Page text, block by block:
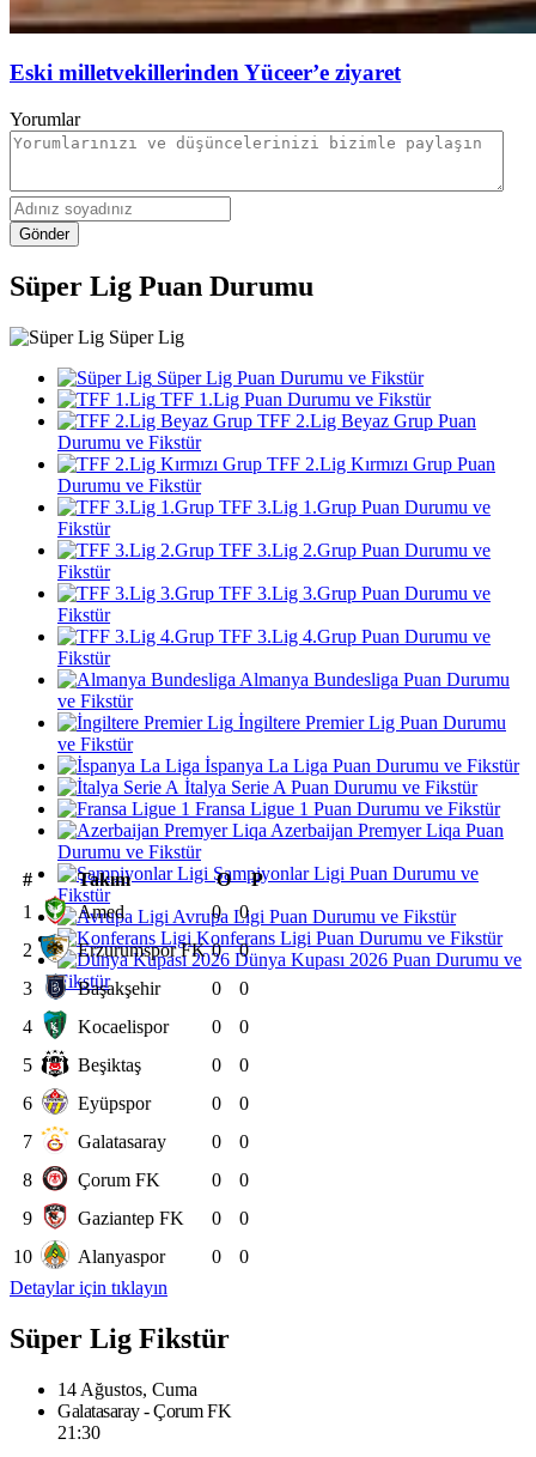
Eski milletvekillerinden Yüceer’e ziyaret
Yorumlar
Gönder
Süper Lig Puan Durumu
Süper Lig
Süper Lig Puan Durumu ve Fikstür
TFF 1.Lig Puan Durumu ve Fikstür
TFF 2.Lig Beyaz Grup Puan
Durumu ve Fikstür
TFF 2.Lig Kırmızı Grup Puan
Durumu ve Fikstür
TFF 3.Lig 1.Grup Puan Durumu ve
Fikstür
TFF 3.Lig 2.Grup Puan Durumu ve
Fikstür
TFF 3.Lig 3.Grup Puan Durumu ve
Fikstür
TFF 3.Lig 4.Grup Puan Durumu ve
Fikstür
Almanya Bundesliga Puan Durumu
ve Fikstür
İngiltere Premier Lig Puan Durumu
ve Fikstür
İspanya La Liga Puan Durumu ve Fikstür
İtalya Serie A Puan Durumu ve Fikstür
Fransa Ligue 1 Puan Durumu ve Fikstür
Azerbaijan Premyer Liqa Puan
Durumu ve Fikstür
Şampiyonlar Ligi Puan Durumu ve
Fikstür
Avrupa Ligi Puan Durumu ve Fikstür
Konferans Ligi Puan Durumu ve Fikstür
Dünya Kupası 2026 Puan Durumu ve
Fikstür
# Takım O
P
1
Amed 0
0
2
Erzurumspor FK 0
0
3
Başakşehir 0
0
4
Kocaelispor 0
0
5
Beşiktaş 0
0
6
Eyüpspor 0
0
7
Galatasaray 0
0
8
Çorum FK 0
0
9
Gaziantep FK 0
0
10
Alanyaspor 0
0
Detaylar için tıklayın
Süper Lig Fikstür
14 Ağustos, Cuma
Galatasaray - Çorum FK
21:30